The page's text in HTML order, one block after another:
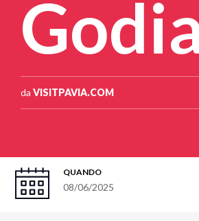
da VISITPAVIA.COM
QUANDO
08/06/2025